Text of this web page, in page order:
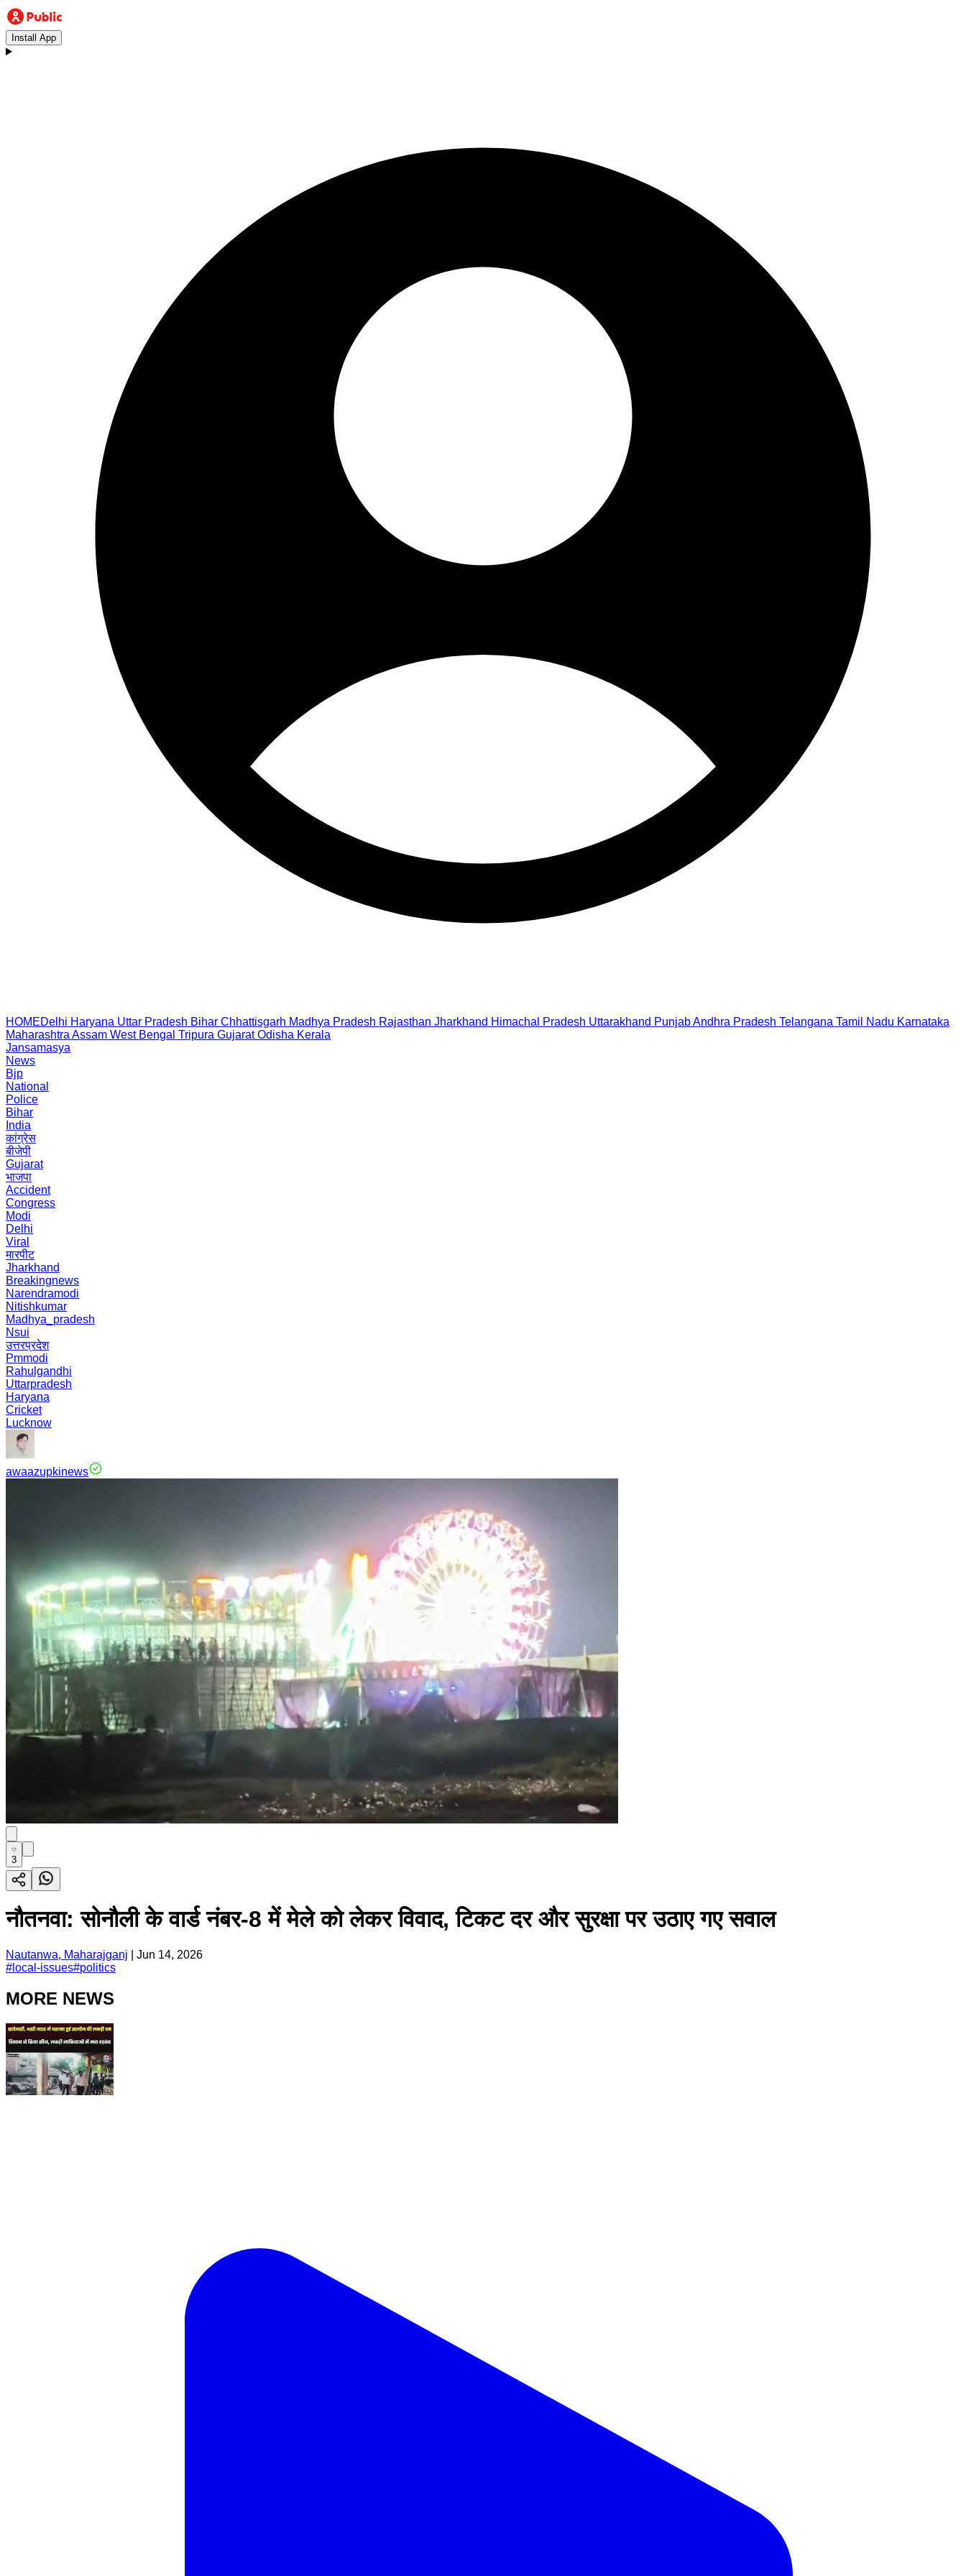
Install App
HOMEDelhi Haryana Uttar Pradesh Bihar Chhattisgarh Madhya Pradesh Rajasthan Jharkhand Himachal Pradesh Uttarakhand PunjabAndhra Pradesh Telangana Tamil Nadu Karnataka
Maharashtra Assam West Bengal Tripura Gujarat Odisha Kerala
Jansamasya
News
Bjp
National
Police
Bihar
India
कांग्रेस
बीजेपी
Gujarat
भाजपा
Accident
Congress
Modi
Delhi
Viral
मारपीट
Jharkhand
Breakingnews
Narendramodi
Nitishkumar
Madhya_pradesh
Nsui
उत्तरप्रदेश
Pmmodi
Rahulgandhi
Uttarpradesh
Haryana
Cricket
Lucknow
awaazupkinews
3
नौतनवा: सोनौली के वार्ड नंबर-8 में मेले को लेकर विवाद, टिकट दर और सुरक्षा पर उठाए गए सवाल
Nautanwa, Maharajganj
Jun 14, 2026
# local-issues#politics
MORE NEWS